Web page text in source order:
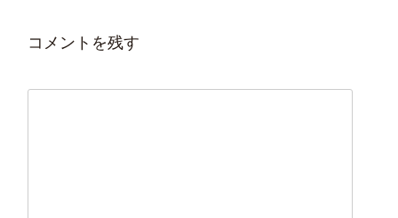
コメントを残す